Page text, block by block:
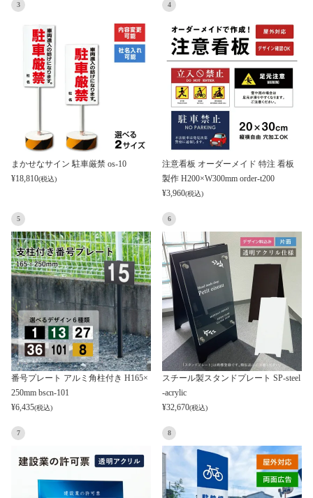
3
まかせなサイン 駐車厳禁 os-10
¥18,810(税込)
4
注意看板 オーダーメイド 特注 看板
製作 H200×W300mm order-t200
¥3,960(税込)
5
番号プレート アルミ角柱付き H165×
250mm bscn-101
¥6,435(税込)
6
スチール製スタンドプレート SP-steel
-acrylic
¥32,670(税込)
7 8